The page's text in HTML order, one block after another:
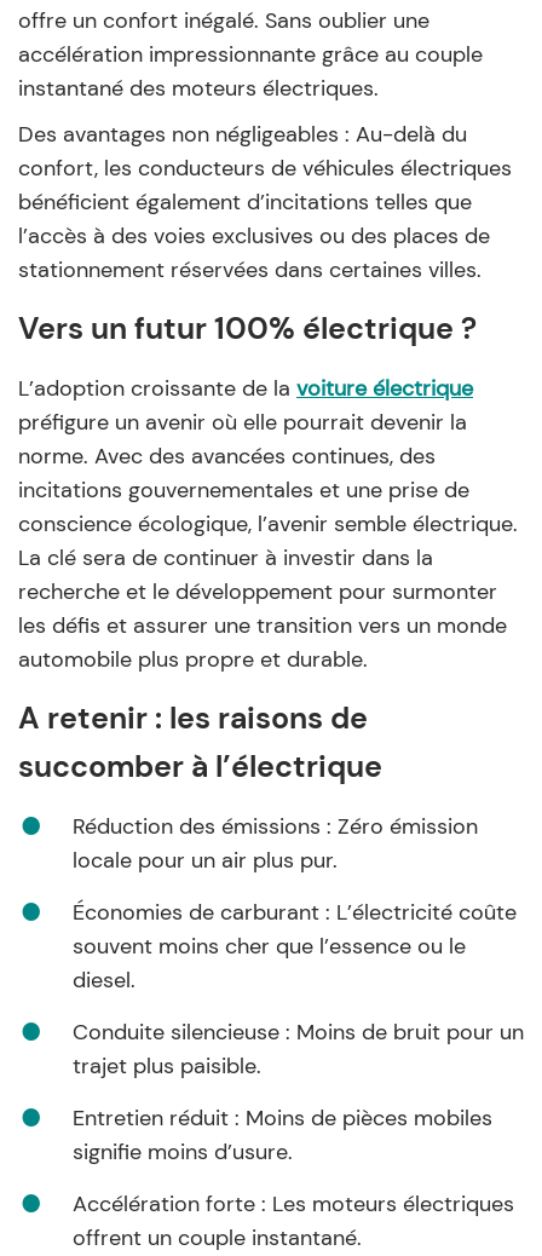
offre un confort inégalé. Sans oublier une
accélération impressionnante grâce au couple
instantané des moteurs électriques.
Des avantages non négligeables : Au-delà du
confort, les conducteurs de véhicules électriques
bénéficient également d’incitations telles que
l’accès à des voies exclusives ou des places de
stationnement réservées dans certaines villes.
Vers un futur 100% électrique ?
L’adoption croissante de la voiture électrique
préfigure un avenir où elle pourrait devenir la
norme. Avec des avancées continues, des
incitations gouvernementales et une prise de
conscience écologique, l’avenir semble électrique.
La clé sera de continuer à investir dans la
recherche et le développement pour surmonter
les défis et assurer une transition vers un monde
automobile plus propre et durable.
A retenir : les raisons de
succomber à l’électrique
Réduction des émissions : Zéro émission
locale pour un air plus pur.
Économies de carburant : L’électricité coûte
souvent moins cher que l’essence ou le
diesel.
Conduite silencieuse : Moins de bruit pour un
trajet plus paisible.
Entretien réduit : Moins de pièces mobiles
signifie moins d’usure.
Accélération forte : Les moteurs électriques
offrent un couple instantané.